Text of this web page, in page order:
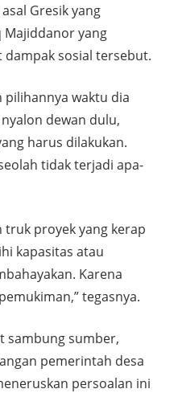
Gresik yang
yang
sosial tersebut.
pilihannya waktu dia
dewan dulu,
harus dilakukan.
tidak terjadi apa-
truk proyek yang kerap
kapasitas atau
Karena
tegasnya.
sambung sumber,
pemerintah desa
persoalan ini